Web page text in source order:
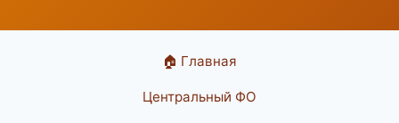
🏠 Главная
Центральный ФО